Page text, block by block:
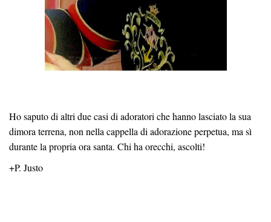
Ho saputo di altri due casi di adoratori che hanno lasciato la sua
dimora terrena, non nella cappella di adorazione perpetua, ma sì
durante la propria ora santa. Chi ha orecchi, ascolti!
+P. Justo